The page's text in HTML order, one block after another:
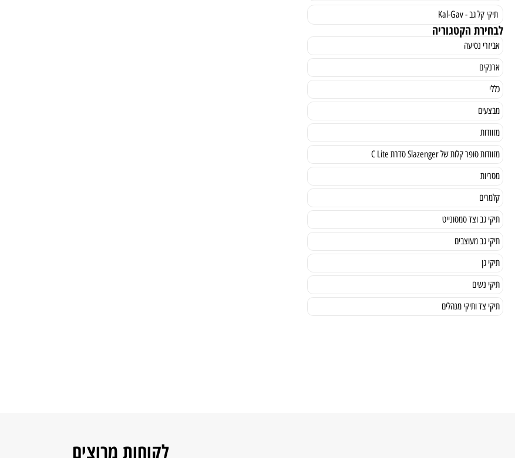
תיקי קל גב - Kal-Gav
לבחירת הקטגוריה
אביזרי נסיעה
ארנקים
כללי
מבצעים
מזוודות
מזוודות סופר קלות של Slazenger סדרת C Lite
מטריות
קלמרים
תיקי גב וצד סמסונייט
תיקי גב מעוצבים
תיקי גן
תיקי נשים
תיקי צד ותיקי מנהלים
לקוחות מרוצים